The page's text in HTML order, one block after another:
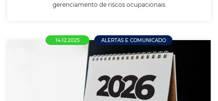
gerenciamento de riscos ocupacionais
14.12.2025 ALERTAS E COMUNICADO
Calendário 2026: Feriados, Copa do
Mundo e Eleições Prometem Desafios e